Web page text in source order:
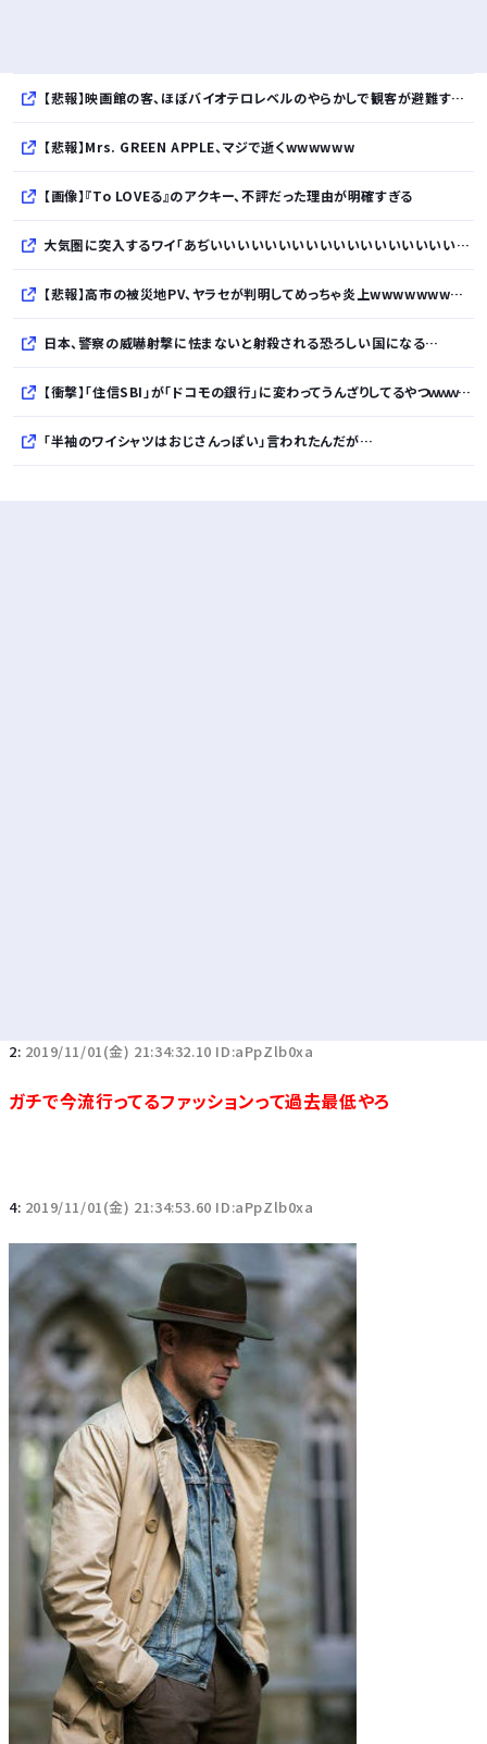
【悲報】映画館の客、ほぼバイオテロレベルのやらかしで観客が避難する事態にｗｗｗｗ
【悲報】Mrs. GREEN APPLE、マジで逝くwwwwww
【画像】『To LOVEる』のアクキー、不評だった理由が明確すぎる
大気圏に突入するワイ「あぢいいいいいいいいいいいいいいいいいい！！！！」
【悲報】高市の被災地PV、ヤラセが判明してめっちゃ炎上wwwwwwwwwwwwwwwwwwwwwwwwwww
日本、警察の威嚇射撃に怯まないと射殺される恐ろしい国になる…
【衝撃】「住信SBI」が「ドコモの銀行」に変わってうんざりしてるやつｗｗｗｗｗ
「半袖のワイシャツはおじさんっぽい」言われたんだが…
2: 2019/11/01(金) 21:34:32.10 ID:aPpZlb0xa
ガチで今流行ってるファッションって過去最低やろ
4: 2019/11/01(金) 21:34:53.60 ID:aPpZlb0xa